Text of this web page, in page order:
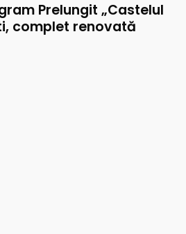
Prelungit „Castelul
complet renovată